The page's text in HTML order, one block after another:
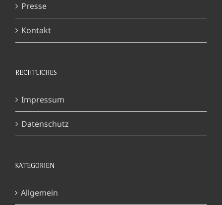
Presse
Kontakt
RECHTLICHES
Impressum
Datenschutz
KATEGORIEN
Allgemein